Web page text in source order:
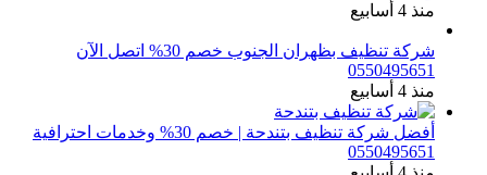
منذ 4 أسابيع
شركة تنظيف بظهران الجنوب خصم 30% اتصل الآن
0550495651
منذ 4 أسابيع
أفضل شركة تنظيف بتندحة | خصم 30% وخدمات احترافية
0550495651